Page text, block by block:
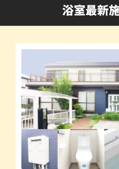
浴室最新